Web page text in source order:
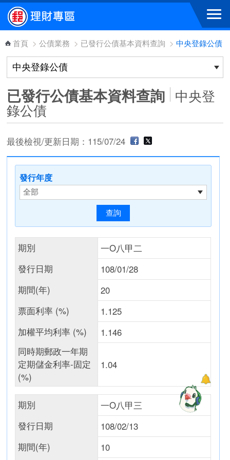
跳到主要內容區塊
首頁 > 公債業務 > 已發行公債基本資料查詢 > 中央登錄公債
已發行公債基本資料查詢 中央登
錄公債
最後檢視/更新日期：115/07/24
發行年度
期別
一O八甲二
發行日期
108/01/28
期間(年)
20
票面利率 (%)
1.125
加權平均利率 (%)
1.146
同時期郵政一年期
定期儲金利率-固定
(%)
1.04
期別
一O八甲三
發行日期
108/02/13
期間(年)
10